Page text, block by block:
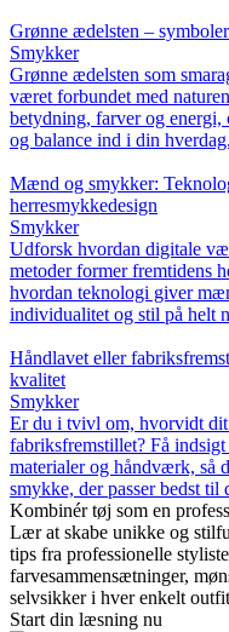
Grønne ædelsten –
Smykker
Grønne ædelsten som
været forbundet med
betydning, farver og
og balance ind i din hverdag.
Mænd og smykker:
herresmykkedesign
Smykker
Udforsk hvordan digitale
metoder former fremtidens
hvordan teknologi giver
individualitet og stil på helt
Håndlavet eller
kvalitet
Smykker
Er du i tvivl om, hvorvidt
fabriksfremstillet? Få
materialer og håndværk, så
smykke, der passer bedst til
Kombinér tøj som en
Lær at skabe unikke og
tips fra professionelle
farvesammensætninger,
selvsikker i hver enkelt
Start din læsning nu